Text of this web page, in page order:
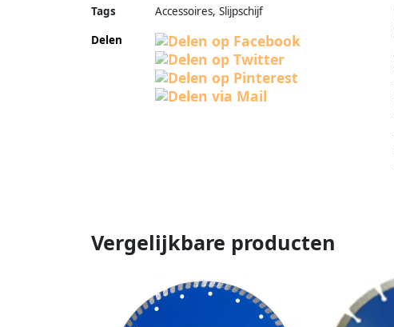
Tags
Accessoires, Slijpschijf
Delen
Vergelijkbare producten